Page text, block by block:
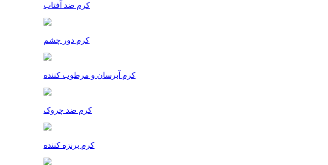
کرم ضد آفتاب
کرم دور چشم
کرم آبرسان و مرطوب کننده
کرم ضد چروک
کرم برنزه کننده